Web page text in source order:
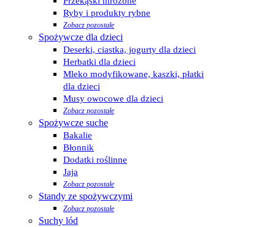
Ryby i produkty rybne
Zobacz pozostałe
Spożywcze dla dzieci
Deserki, ciastka, jogurty dla dzieci
Herbatki dla dzieci
Mleko modyfikowane, kaszki, płatki
dla dzieci
Musy owocowe dla dzieci
Zobacz pozostałe
Spożywcze suche
Bakalie
Błonnik
Dodatki roślinne
Jaja
Zobacz pozostałe
Standy ze spożywczymi
Zobacz pozostałe
Suchy lód